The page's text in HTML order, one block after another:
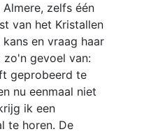
zelfs één
van het Kristallen
en vraag haar
gevoel van:
geprobeerd te
nu eenmaal niet
ik een
te horen. De